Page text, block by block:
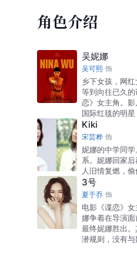
角色介绍
吴妮娜
吴可熙 饰
乡下女孩，网
等到向往已久
恋》女主角。
国际红毯的明
Kiki
宋芸桦 饰
妮娜的中学同
系。妮娜回家
人旧情复燃，
3号
夏于乔 饰
电影《谍恋》
娜争着在导演
最终妮娜胜出
潜规则，没有